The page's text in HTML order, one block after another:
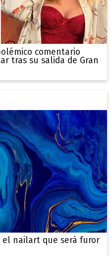
comentario
tras su salida de Gran
el nailart que será furor